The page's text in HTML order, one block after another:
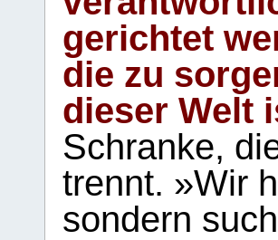
gerichtet
die zu
dieser Welt
Schranke,
trennt. »Wir
sondern